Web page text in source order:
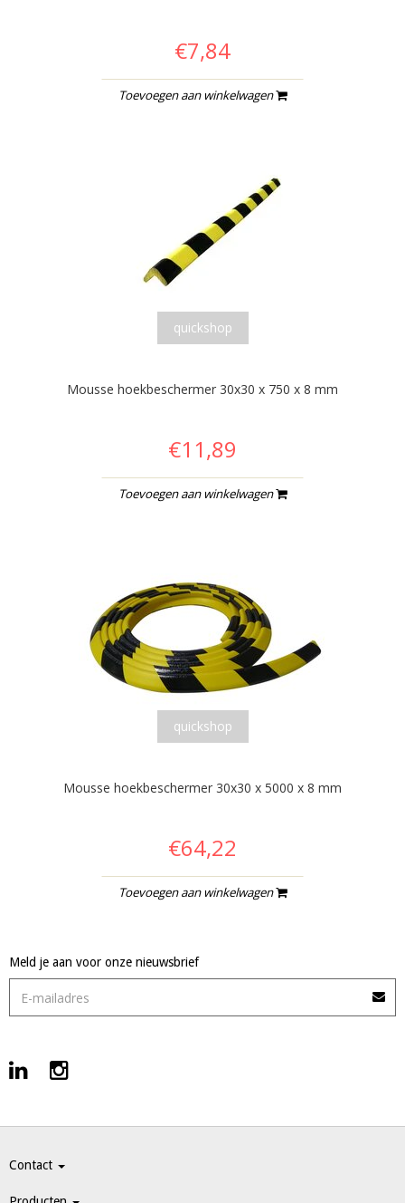
€7,84
Toevoegen aan winkelwagen
quickshop
Mousse hoekbeschermer 30x30 x 750 x 8 mm
€11,89
Toevoegen aan winkelwagen
quickshop
Mousse hoekbeschermer 30x30 x 5000 x 8 mm
€64,22
Toevoegen aan winkelwagen
Meld je aan voor onze nieuwsbrief
Contact